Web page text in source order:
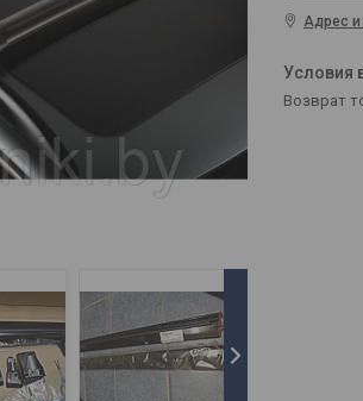
Адрес и
возврат